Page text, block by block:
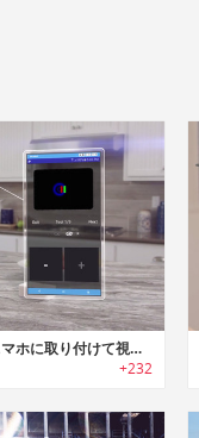
EyeQue ｜スマホに取り付けて視力チェックを行えるパーソナル視力テスト/トラッカー「アイキュー」
+232